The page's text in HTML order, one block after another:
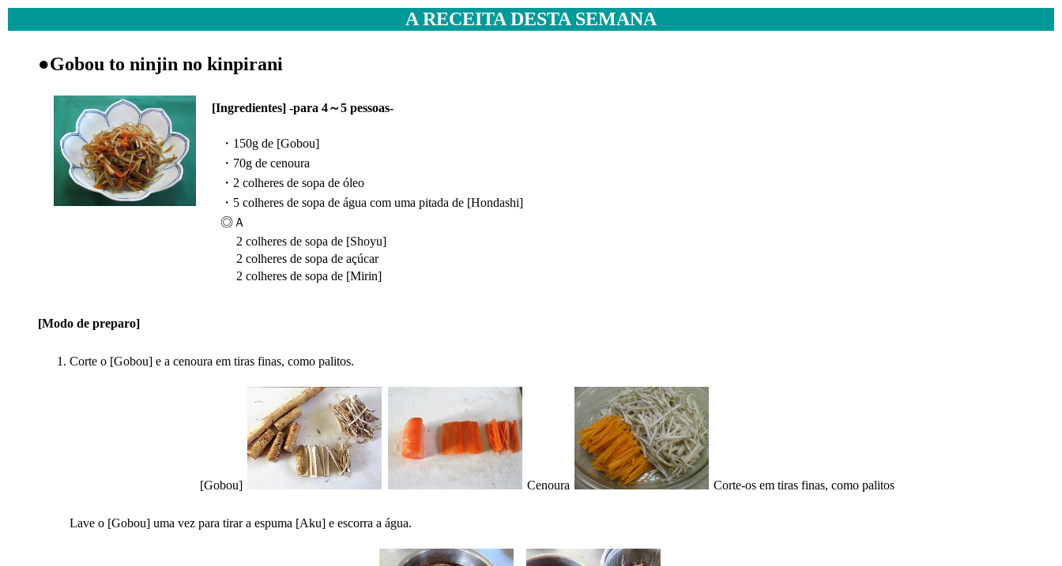
A RECEITA DESTA SEMANA
●Gobou to ninjin no kinpirani
[Ingredientes] -para 4～5 pessoas-
・150g de [Gobou]
・70g de cenoura
・2 colheres de sopa de óleo
・5 colheres de sopa de água com uma pitada de [Hondashi]
◎Ａ
2 colheres de sopa de [Shoyu]
2 colheres de sopa de açúcar
2 colheres de sopa de [Mirin]
[Modo de preparo]
Corte o [Gobou] e a cenoura em tiras finas, como palitos.
[Gobou] Cenoura Corte-os em tiras finas, como palitos
Lave o [Gobou] uma vez para tirar a espuma [Aku] e escorra a água.